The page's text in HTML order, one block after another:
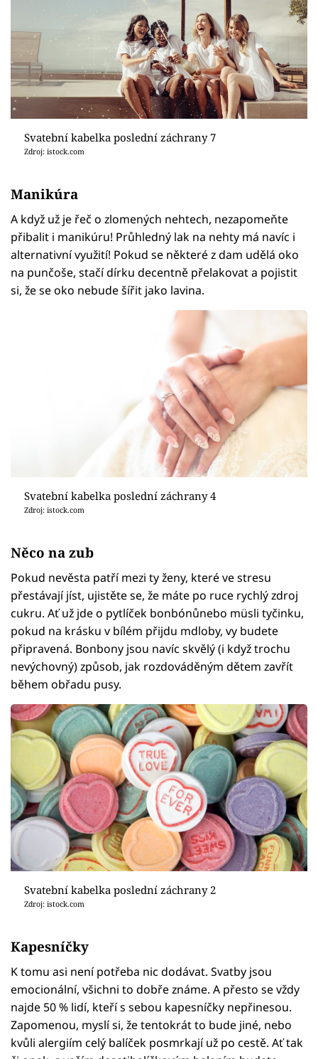
Svatební kabelka poslední záchrany 7
Zdroj: istock.com
Manikúra
A když už je řeč o zlomených nehtech, nezapomeňte
přibalit i manikúru! Průhledný lak na nehty má navíc i
alternativní využití! Pokud se některé z dam udělá oko
na punčoše, stačí dírku decentně přelakovat a pojistit
si, že se oko nebude šířit jako lavina.
Svatební kabelka poslední záchrany 4
Zdroj: istock.com
Něco na zub
Pokud nevěsta patří mezi ty ženy, které ve stresu
přestávají jíst, ujistěte se, že máte po ruce rychlý zdroj
cukru. Ať už jde o pytlíček bonbónůnebo müsli tyčinku,
pokud na krásku v bílém přijdu mdloby, vy budete
připravená. Bonbony jsou navíc skvělý (i když trochu
nevýchovný) způsob, jak rozdováděným dětem zavřít
během obřadu pusy.
Svatební kabelka poslední záchrany 2
Zdroj: istock.com
Kapesníčky
K tomu asi není potřeba nic dodávat. Svatby jsou
emocionální, všichni to dobře známe. A přesto se vždy
najde 50 % lidí, kteří s sebou kapesníčky nepřinesou.
Zapomenou, myslí si, že tentokrát to bude jiné, nebo
kvůli alergiím celý balíček posmrkají už po cestě. Ať tak